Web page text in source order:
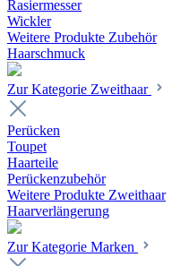
Rasiermesser
Wickler
Weitere Produkte Zubehör
Haarschmuck
Zur Kategorie Zweithaar
Perücken
Toupet
Haarteile
Perückenzubehör
Weitere Produkte Zweithaar
Haarverlängerung
Zur Kategorie Marken